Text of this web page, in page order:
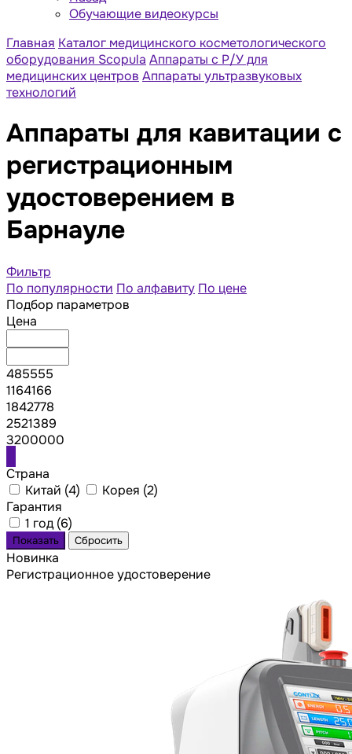
Обучающие видеокурсы
Главная Каталог медицинского косметологического
оборудования Scopula Аппараты с Р/У для
медицинских центров Аппараты ультразвуковых
технологий
Аппараты для кавитации с
регистрационным
удостоверением в
Барнауле
Фильтр
По популярности По алфавиту По цене
Подбор параметров
Цена
485555
1164166
1842778
2521389
3200000
Страна
Китай (4) Корея (2)
Гарантия
1 год (6)
Новинка
Регистрационное удостоверение